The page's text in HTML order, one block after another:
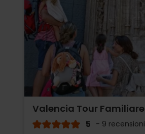
Valencia Tour Familiare
5 - 9 recensioni